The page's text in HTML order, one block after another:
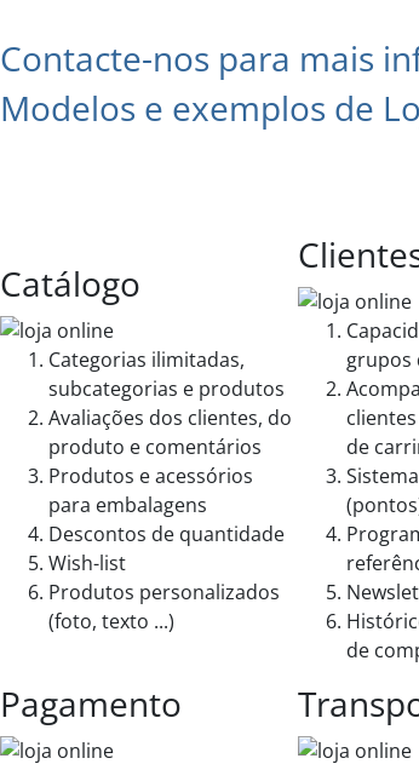
Contacte-nos para mais
Modelos e exemplos de
Catálogo
Categorias ilimitadas,
subcategorias e produtos
Avaliações dos clientes, do
produto e comentários
Produtos e acessórios
para embalagens
Descontos de quantidade
Wish-list
Produtos personalizados
(foto, texto ...)
grupos
de
de
Pagamento